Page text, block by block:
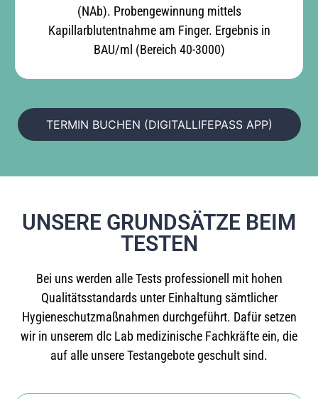
(NAb). Probengewinnung mittels
Kapillarblutentnahme am Finger. Ergebnis in
BAU/ml (Bereich 40-3000)
TERMIN BUCHEN (DIGITALLIFEPASS APP)
UNSERE GRUNDSÄTZE BEIM
TESTEN
Bei uns werden alle Tests professionell mit hohen
Qualitätsstandards unter Einhaltung sämtlicher
Hygieneschutzmaßnahmen durchgeführt. Dafür setzen
wir in unserem dlc Lab medizinische Fachkräfte ein, die
auf alle unsere Testangebote geschult sind.